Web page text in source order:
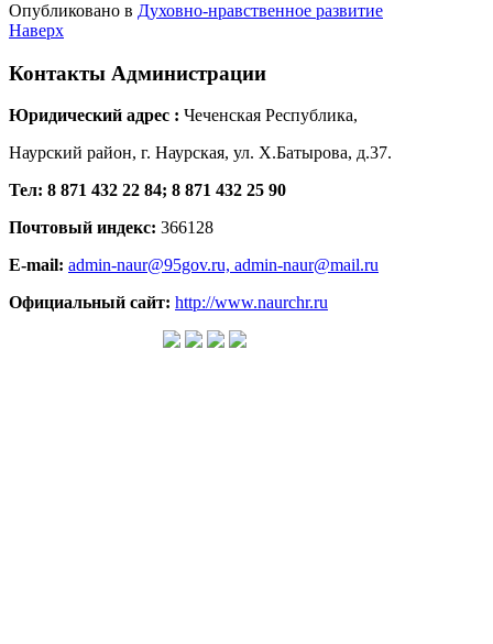
Опубликовано в Духовно-нравственное развитие
Наверх
Контакты Администрации
Юридический адрес : Чеченская Республика,
Наурский район, г. Наурская, ул. Х.Батырова, д.37.
Тел: 8 871 432 22 84; 8 871 432 25 90
Почтовый индекс: 366128
E-mail: admin-naur@95gov.ru, admin-naur@mail.ru
Официальный сайт: http://www.naurchr.ru